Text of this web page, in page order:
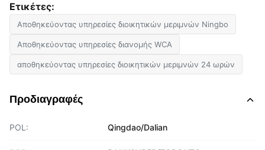
Ετικέτες:
Αποθηκεύοντας υπηρεσίες διοικητικών μεριμνών Ningbo
Αποθηκεύοντας υπηρεσίες διανομής WCA
αποθηκεύοντας υπηρεσίες διοικητικών μεριμνών 24 ωρών
Προδιαγραφές
POL: Qingdao/Dalian